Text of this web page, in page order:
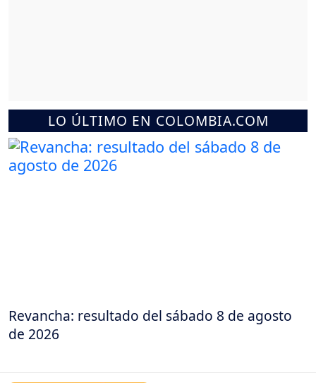
LO ÚLTIMO EN COLOMBIA.COM
Revancha: resultado del sábado 8 de agosto
de 2026